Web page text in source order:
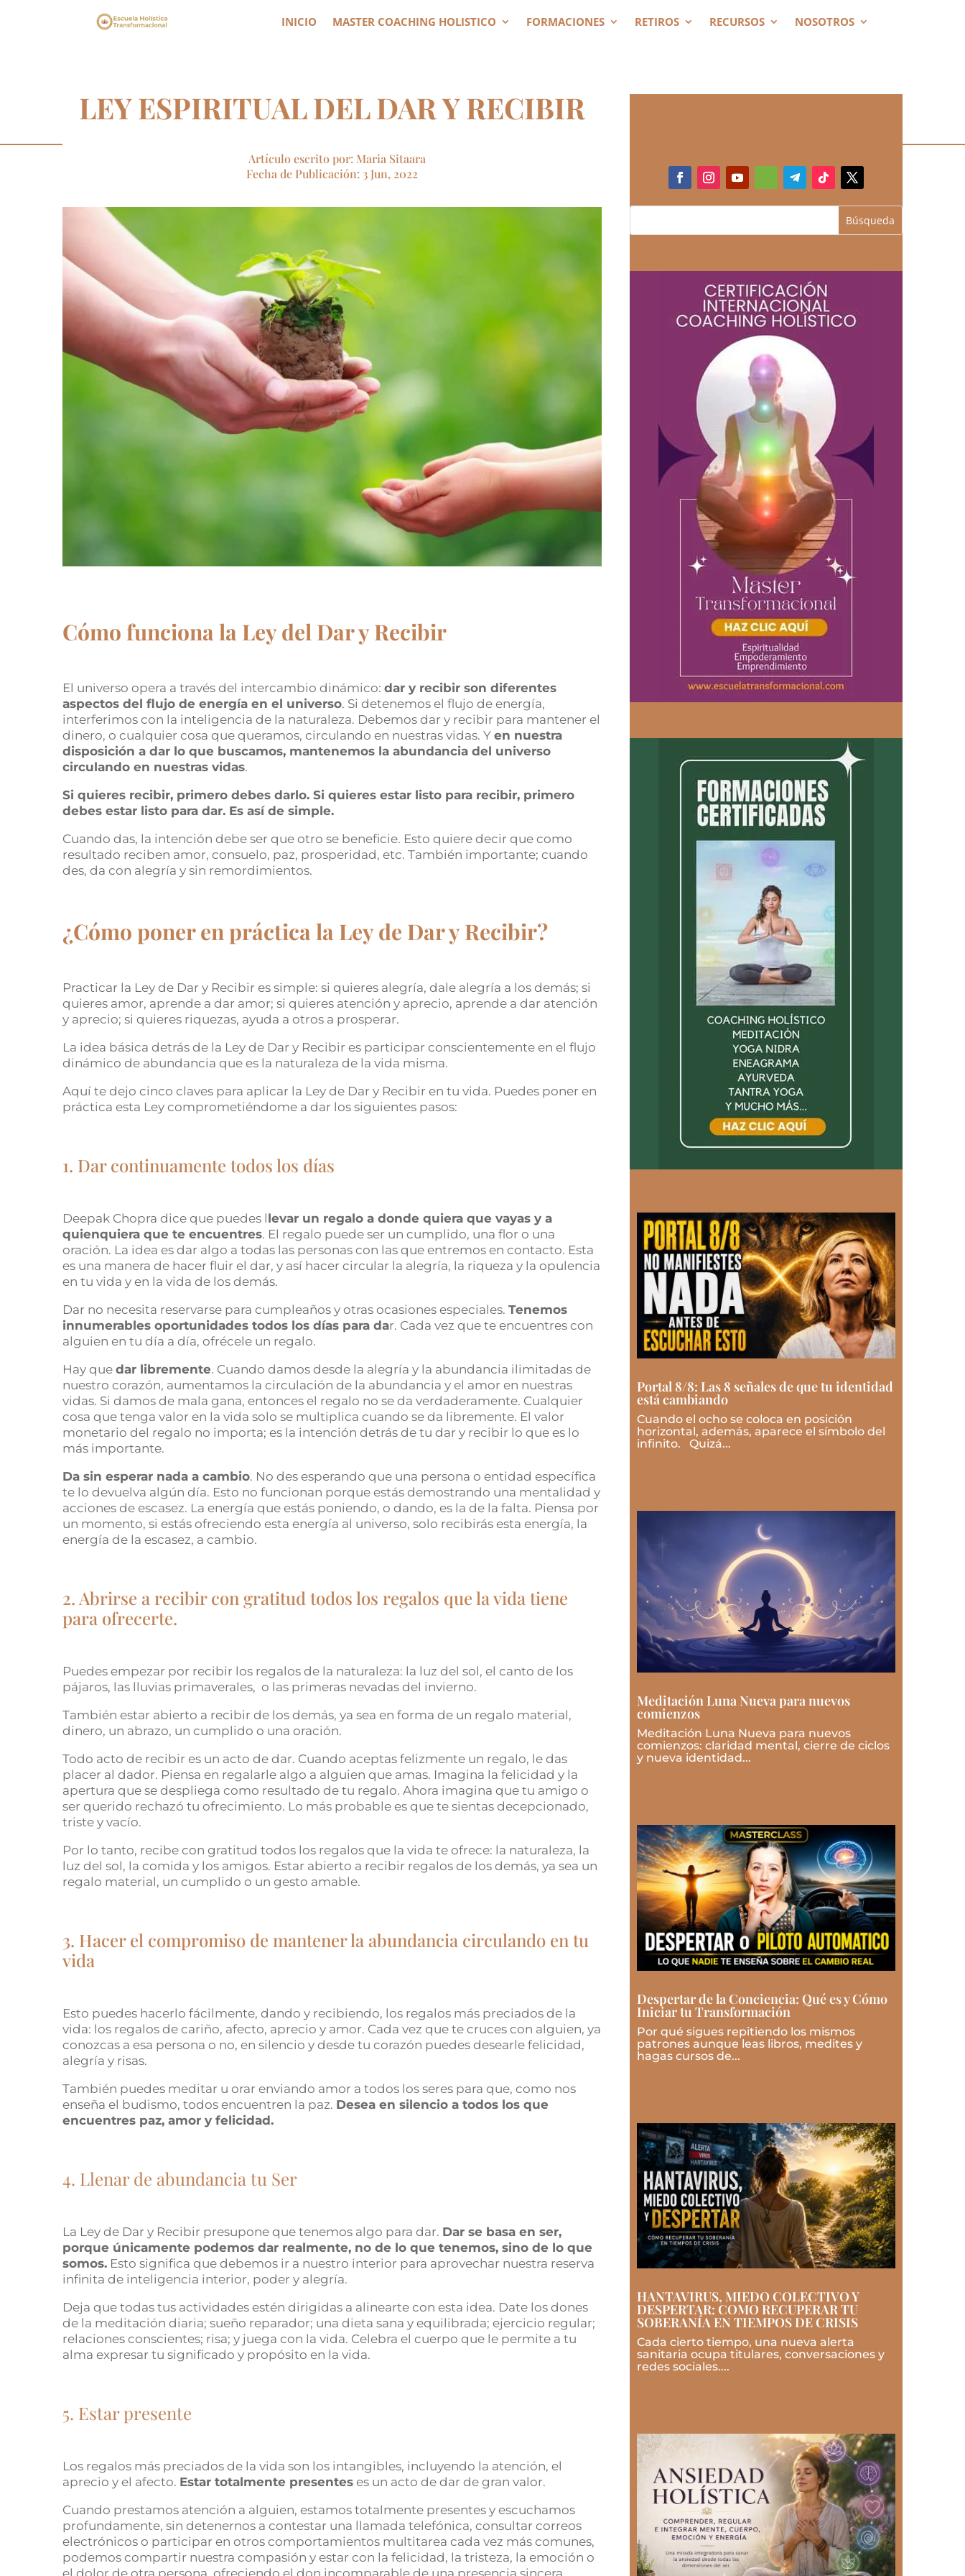
INICIO MASTER COACHING HOLISTICO FORMACIONES RETIROS RECURSOS NOSOTROS
LEY ESPIRITUAL DEL DAR Y RECIBIR
Artículo escrito por: Maria Sitaara
Fecha de Publicación: 3 Jun, 2022
Cómo funciona la Ley del Dar y Recibir
El universo opera a través del intercambio dinámico: dar y recibir son diferentes
aspectos del flujo de energía en el universo. Si detenemos el flujo de energía,
interferimos con la inteligencia de la naturaleza. Debemos dar y recibir para mantener el
dinero, o cualquier cosa que queramos, circulando en nuestras vidas. Y en nuestra
disposición a dar lo que buscamos, mantenemos la abundancia del universo
circulando en nuestras vidas.
Si quieres recibir, primero debes darlo. Si quieres estar listo para recibir, primero
debes estar listo para dar. Es así de simple.
Cuando das, la intención debe ser que otro se beneficie. Esto quiere decir que como
resultado reciben amor, consuelo, paz, prosperidad, etc. También importante; cuando
des, da con alegría y sin remordimientos.
¿Cómo poner en práctica la Ley de Dar y Recibir?
Practicar la Ley de Dar y Recibir es simple: si quieres alegría, dale alegría a los demás; si
quieres amor, aprende a dar amor; si quieres atención y aprecio, aprende a dar atención
y aprecio; si quieres riquezas, ayuda a otros a prosperar.
La idea básica detrás de la Ley de Dar y Recibir es participar conscientemente en el flujo
dinámico de abundancia que es la naturaleza de la vida misma.
Aquí te dejo cinco claves para aplicar la Ley de Dar y Recibir en tu vida. Puedes poner en
práctica esta Ley comprometiéndome a dar los siguientes pasos:
1. Dar continuamente todos los días
Deepak Chopra dice que puedes llevar un regalo a donde quiera que vayas y a
quienquiera que te encuentres. El regalo puede ser un cumplido, una flor o una
oración. La idea es dar algo a todas las personas con las que entremos en contacto. Esta
es una manera de hacer fluir el dar, y así hacer circular la alegría, la riqueza y la opulencia
en tu vida y en la vida de los demás.
Dar no necesita reservarse para cumpleaños y otras ocasiones especiales. Tenemos
innumerables oportunidades todos los días para dar. Cada vez que te encuentres con
alguien en tu día a día, ofrécele un regalo.
Hay que dar libremente. Cuando damos desde la alegría y la abundancia ilimitadas de
nuestro corazón, aumentamos la circulación de la abundancia y el amor en nuestras
vidas. Si damos de mala gana, entonces el regalo no se da verdaderamente. Cualquier
cosa que tenga valor en la vida solo se multiplica cuando se da libremente. El valor
monetario del regalo no importa; es la intención detrás de tu dar y recibir lo que es lo
más importante.
Da sin esperar nada a cambio. No des esperando que una persona o entidad específica
te lo devuelva algún día. Esto no funcionan porque estás demostrando una mentalidad y
acciones de escasez. La energía que estás poniendo, o dando, es la de la falta. Piensa por
un momento, si estás ofreciendo esta energía al universo, solo recibirás esta energía, la
energía de la escasez, a cambio.
2. Abrirse a recibir con gratitud todos los regalos que la vida tiene
para ofrecerte.
Puedes empezar por recibir los regalos de la naturaleza: la luz del sol, el canto de los
pájaros, las lluvias primaverales, o las primeras nevadas del invierno.
También estar abierto a recibir de los demás, ya sea en forma de un regalo material,
dinero, un abrazo, un cumplido o una oración.
Todo acto de recibir es un acto de dar. Cuando aceptas felizmente un regalo, le das
placer al dador. Piensa en regalarle algo a alguien que amas. Imagina la felicidad y la
apertura que se despliega como resultado de tu regalo. Ahora imagina que tu amigo o
ser querido rechazó tu ofrecimiento. Lo más probable es que te sientas decepcionado,
triste y vacío.
Por lo tanto, recibe con gratitud todos los regalos que la vida te ofrece: la naturaleza, la
luz del sol, la comida y los amigos. Estar abierto a recibir regalos de los demás, ya sea un
regalo material, un cumplido o un gesto amable.
3. Hacer el compromiso de mantener la abundancia circulando en tu
vida
Esto puedes hacerlo fácilmente, dando y recibiendo, los regalos más preciados de la
vida: los regalos de cariño, afecto, aprecio y amor. Cada vez que te cruces con alguien, ya
conozcas a esa persona o no, en silencio y desde tu corazón puedes desearle felicidad,
alegría y risas.
También puedes meditar u orar enviando amor a todos los seres para que, como nos
enseña el budismo, todos encuentren la paz. Desea en silencio a todos los que
encuentres paz, amor y felicidad.
4. Llenar de abundancia tu Ser
La Ley de Dar y Recibir presupone que tenemos algo para dar. Dar se basa en ser,
porque únicamente podemos dar realmente, no de lo que tenemos, sino de lo que
somos. Esto significa que debemos ir a nuestro interior para aprovechar nuestra reserva
infinita de inteligencia interior, poder y alegría.
Deja que todas tus actividades estén dirigidas a alinearte con esta idea. Date los dones
de la meditación diaria; sueño reparador; una dieta sana y equilibrada; ejercicio regular;
relaciones conscientes; risa; y juega con la vida. Celebra el cuerpo que le permite a tu
alma expresar tu significado y propósito en la vida.
5. Estar presente
Los regalos más preciados de la vida son los intangibles, incluyendo la atención, el
aprecio y el afecto. Estar totalmente presentes es un acto de dar de gran valor.
Cuando prestamos atención a alguien, estamos totalmente presentes y escuchamos
profundamente, sin detenernos a contestar una llamada telefónica, consultar correos
electrónicos o participar en otros comportamientos multitarea cada vez más comunes,
podemos compartir nuestra compasión y estar con la felicidad, la tristeza, la emoción o
el dolor de otra persona, ofreciendo el don incomparable de una presencia sincera.
Portal 8/8: Las 8 señales de que tu identidad
está cambiando
Cuando el ocho se coloca en posición
horizontal, además, aparece el símbolo del
infinito. Quizá...
Meditación Luna Nueva para nuevos
comienzos
Meditación Luna Nueva para nuevos
comienzos: claridad mental, cierre de ciclos
y nueva identidad...
Despertar de la Conciencia: Qué es y Cómo
Iniciar tu Transformación
Por qué sigues repitiendo los mismos
patrones aunque leas libros, medites y
hagas cursos de...
HANTAVIRUS, MIEDO COLECTIVO Y
DESPERTAR: COMO RECUPERAR TU
SOBERANÍA EN TIEMPOS DE CRISIS
Cada cierto tiempo, una nueva alerta
sanitaria ocupa titulares, conversaciones y
redes sociales....